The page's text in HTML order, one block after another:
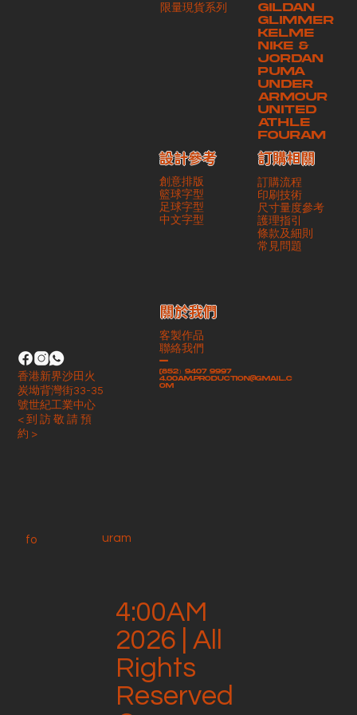
本公司將保證貨品安全到達第三方手中。如第三方在運送過程中引致任何
有關貨品之遺失、損毀、誤投或運送延誤，本公司一律不負責
4:00AM
2026 | All
Rights
Reserved
​限量現貨系列
GILDAN
GLIMMER
KELME
NIKE &
JORDAN
PUMA
UNDER
ARMOUR
UNITED
ATHLE
FOURAM
創意排版
籃球字型
足球字型
​中文字型
設計參考
訂購流程
印刷技術
尺寸量度參考
護理指引
條款及細則
​常見問題
訂購相關
客製作品
聯絡我們
-
(852）9407 9997
4.00am.production@gmail.c
om
​關於我們
香港新界沙田火
炭坳背灣街33-35
號世紀工業中心
< 到 訪 敬 請 預
約 >
fo uram